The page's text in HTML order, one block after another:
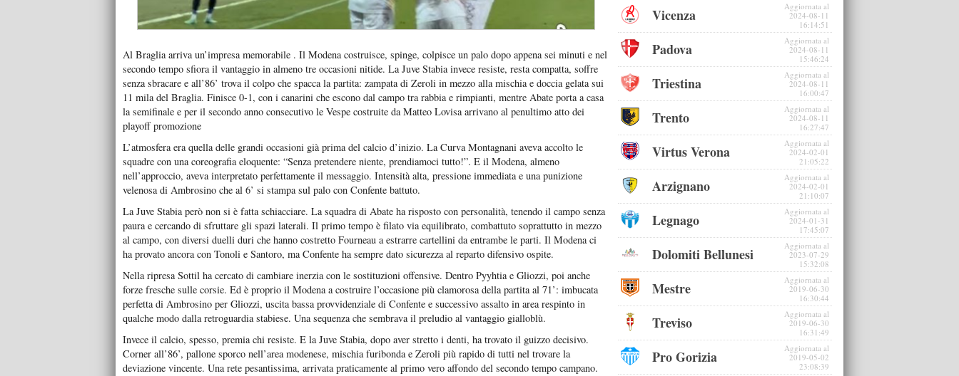
Al Braglia arriva un’impresa memorabile . Il Modena costruisce, spinge, colpisce un palo dopo appena sei minuti e nel
secondo tempo sfiora il vantaggio in almeno tre occasioni nitide. La Juve Stabia invece resiste, resta compatta, soffre
senza sbracare e all’86’ trova il colpo che spacca la partita: zampata di Zeroli in mezzo alla mischia e doccia gelata sui
11 mila del Braglia. Finisce 0-1, con i canarini che escono dal campo tra rabbia e rimpianti, mentre Abate porta a casa
la semifinale e per il secondo anno consecutivo le Vespe costruite da Matteo Lovisa arrivano al penultimo atto dei
playoff promozione
L’atmosfera era quella delle grandi occasioni già prima del calcio d’inizio. La Curva Montagnani aveva accolto le
squadre con una coreografia eloquente: “Senza pretendere niente, prendiamoci tutto!”. E il Modena, almeno
nell’approccio, aveva interpretato perfettamente il messaggio. Intensità alta, pressione immediata e una punizione
velenosa di Ambrosino che al 6’ si stampa sul palo con Confente battuto.
La Juve Stabia però non si è fatta schiacciare. La squadra di Abate ha risposto con personalità, tenendo il campo senza
paura e cercando di sfruttare gli spazi laterali. Il primo tempo è filato via equilibrato, combattuto soprattutto in mezzo
al campo, con diversi duelli duri che hanno costretto Fourneau a estrarre cartellini da entrambe le parti. Il Modena ci
ha provato ancora con Tonoli e Santoro, ma Confente ha sempre dato sicurezza al reparto difensivo ospite.
Nella ripresa Sottil ha cercato di cambiare inerzia con le sostituzioni offensive. Dentro Pyyhtia e Gliozzi, poi anche
forze fresche sulle corsie. Ed è proprio il Modena a costruire l’occasione più clamorosa della partita al 71’: imbucata
perfetta di Ambrosino per Gliozzi, uscita bassa provvidenziale di Confente e successivo assalto in area respinto in
qualche modo dalla retroguardia stabiese. Una sequenza che sembrava il preludio al vantaggio gialloblù.
Invece il calcio, spesso, premia chi resiste. E la Juve Stabia, dopo aver stretto i denti, ha trovato il guizzo decisivo.
Corner all’86’, pallone sporco nell’area modenese, mischia furibonda e Zeroli più rapido di tutti nel trovare la
deviazione vincente. Una rete pesantissima, arrivata praticamente al primo vero affondo del secondo tempo campano.
Vicenza
Aggiornata al
2024-08-11
16:14:51
Padova
Aggiornata al
2024-08-11
15:46:24
Triestina
Aggiornata al
2024-08-11
16:00:47
Trento
Aggiornata al
2024-08-11
16:27:47
Virtus Verona
Aggiornata al
2024-02-01
21:05:22
Arzignano
Aggiornata al
2024-02-01
21:10:07
Legnago
Aggiornata al
2024-01-31
17:45:07
Dolomiti Bellunesi
Aggiornata al
2023-07-29
15:32:08
Mestre
Aggiornata al
2019-06-30
16:30:44
Treviso
Aggiornata al
2019-06-30
16:31:49
Pro Gorizia
Aggiornata al
2019-05-02
23:08:39